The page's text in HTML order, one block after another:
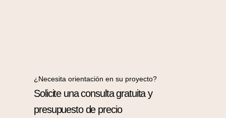
¿Necesita orientación en su proyecto?
Solicite una consulta gratuita y
presupuesto de precio